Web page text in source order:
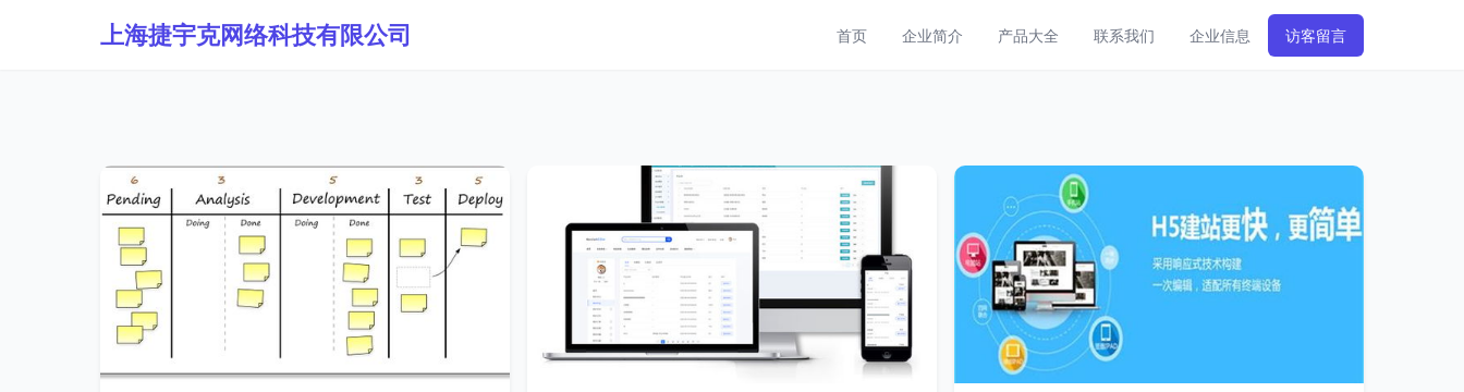
上海捷宇克网络科技有限公司 首页 企业简介 产品大全 联系我们 企业信息 访客留言